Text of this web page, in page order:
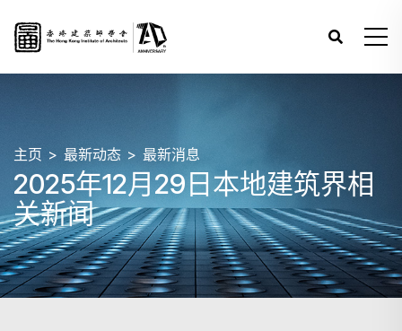
主页 最新动态 最新消息
2025年12月29日本地建筑界相
关新闻